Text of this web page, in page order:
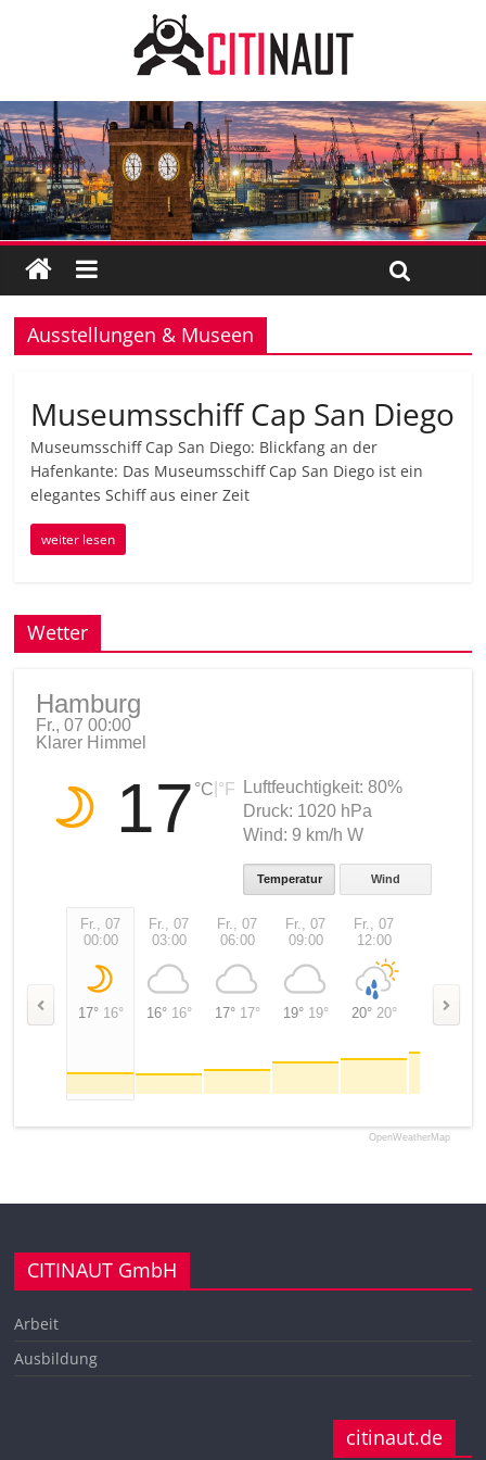
Ausstellungen & Museen
Museumsschiff Cap San Diego
Museumsschiff Cap San Diego: Blickfang an der
Hafenkante: Das Museumsschiff Cap San Diego ist ein
elegantes Schiff aus einer Zeit
weiter lesen
Wetter
Hamburg
Fr., 07 00:00
Klarer Himmel
17 °C °F Luftfeuchtigkeit: 80%
Druck: 1020 hPa
Wind: 9 km/h W
Temperatur Wind
Fr., 07
00:00
17° 16°
Fr., 07
03:00
16° 16°
Fr., 07
06:00
17° 17°
Fr., 07
09:00
19° 19°
Fr., 07
12:00
20° 20° 22°
OpenWeatherMap
CITINAUT GmbH
Arbeit
Ausbildung
citinaut.de